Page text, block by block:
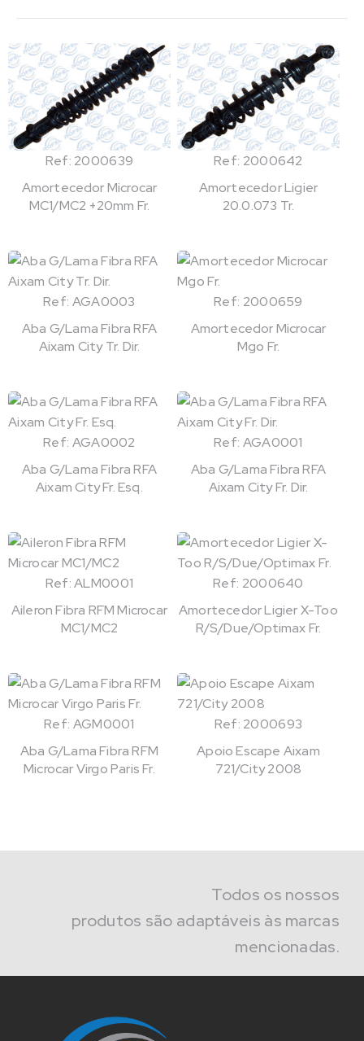
Ref: 2000639
Amortecedor Microcar
MC1/MC2 +20mm Fr.
Ref: 2000642
Amortecedor Ligier
20.0.073 Tr.
Ref: AGA0003
Aba G/Lama Fibra RFA
Aixam City Tr. Dir.
Ref: 2000659
Amortecedor Microcar
Mgo Fr.
Ref: AGA0002
Aba G/Lama Fibra RFA
Aixam City Fr. Esq.
Ref: AGA0001
Aba G/Lama Fibra RFA
Aixam City Fr. Dir.
Ref: ALM0001
Aileron Fibra RFM Microcar
MC1/MC2
Ref: 2000640
Amortecedor Ligier X-Too
R/S/Due/Optimax Fr.
Ref: AGM0001
Aba G/Lama Fibra RFM
Microcar Virgo Paris Fr.
Ref: 2000693
Apoio Escape Aixam
721/City 2008
Todos os nossos
produtos são adaptáveis às marcas
mencionadas.